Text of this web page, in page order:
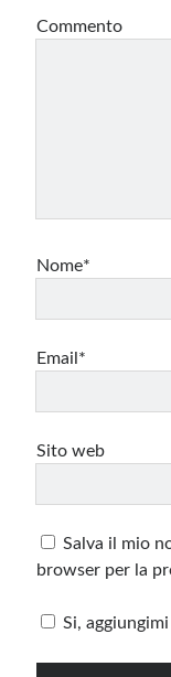
Commento
Nome*
Email*
Sito web
Salva il mio
browser per la
Si,